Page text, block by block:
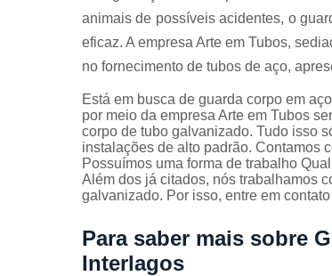
animais de possíveis acidentes, o
eficaz. A empresa Arte em Tubos,
no fornecimento de tubos de aço,
Está em busca de guarda corpo em
por meio da empresa Arte em Tubos
corpo de tubo galvanizado. Tudo isso
instalações de alto padrão. Contamos
Possuímos uma forma de trabalho
Além dos já citados, nós trabalhamos
galvanizado. Por isso, entre em
Para saber mais sobre
Interlagos